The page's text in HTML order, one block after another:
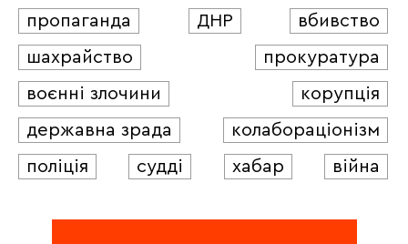
пропаганда
ДНР
вбивство
шахрайство
прокуратура
воєнні злочини
корупція
державна зрада
колабораціонізм
поліція
судді хабар війна